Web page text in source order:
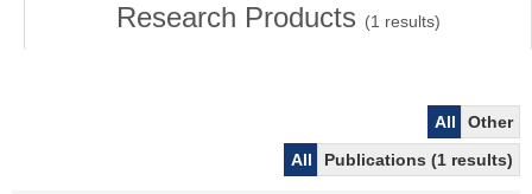
Research Products (1 results)
All
Other
All
Publications (1 results)